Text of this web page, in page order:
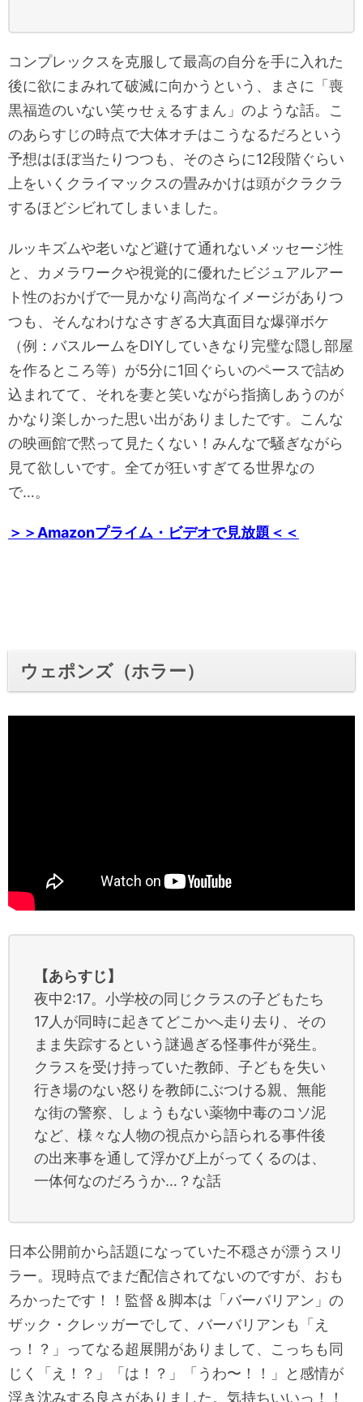
コンプレックスを克服して最高の自分を手に入れた
後に欲にまみれて破滅に向かうという、まさに「喪
黒福造のいない笑ゥせぇるすまん」のような話。こ
のあらすじの時点で大体オチはこうなるだろという
予想はほぼ当たりつつも、そのさらに12段階ぐらい
上をいくクライマックスの畳みかけは頭がクラクラ
するほどシビれてしまいました。
ルッキズムや老いなど避けて通れないメッセージ性
と、カメラワークや視覚的に優れたビジュアルアー
ト性のおかげで一見かなり高尚なイメージがありつ
つも、そんなわけなさすぎる大真面目な爆弾ボケ
（例：バスルームをDIYしていきなり完璧な隠し部屋
を作るところ等）が5分に1回ぐらいのペースで詰め
込まれてて、それを妻と笑いながら指摘しあうのが
かなり楽しかった思い出がありましたです。こんな
の映画館で黙って見たくない！みんなで騒ぎながら
見て欲しいです。全てが狂いすぎてる世界なの
で…。
＞＞Amazonプライム・ビデオで見放題＜＜
ウェポンズ（ホラー）
【あらすじ】
夜中2:17。小学校の同じクラスの子どもたち
17人が同時に起きてどこかへ走り去り、その
まま失踪するという謎過ぎる怪事件が発生。
クラスを受け持っていた教師、子どもを失い
行き場のない怒りを教師にぶつける親、無能
な街の警察、しょうもない薬物中毒のコソ泥
など、様々な人物の視点から語られる事件後
の出来事を通して浮かび上がってくるのは、
一体何なのだろうか…？な話
日本公開前から話題になっていた不穏さが漂うスリ
ラー。現時点でまだ配信されてないのですが、おも
ろかったです！！監督＆脚本は「バーバリアン」の
ザック・クレッガーでして、バーバリアンも「え
っ！？」ってなる超展開がありまして、こっちも同
じく「え！？」「は！？」「うわ〜！！」と感情が
浮き沈みする良さがありました。気持ちいいっ！！